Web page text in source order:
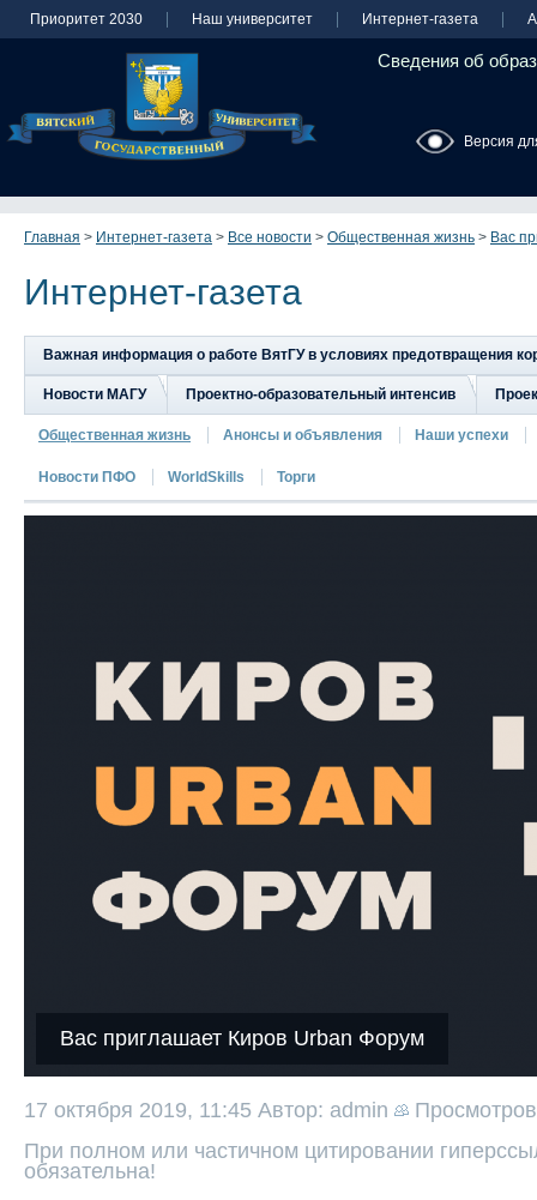
Приоритет 2030 Наш университет Интернет-газета
Сведения об
Версия
Главная > Интернет-газета > Все новости > Общественная жизнь > Вас
Интернет-газета
Важная информация о работе ВятГУ в условиях предотвращения
Новости МАГУ Проектно-образовательный интенсив
Общественная жизнь Анонсы и объявления Наши успехи
Новости ПФО WorldSkills Торги
Вас приглашает Киров Urban Форум
17 октября 2019, 11:45 Автор: admin
При полном или частичном цитировании
обязательна!